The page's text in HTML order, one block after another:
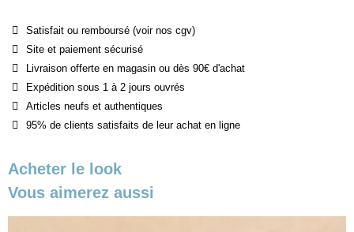
Satisfait ou remboursé (voir nos cgv)
Site et paiement sécurisé
Livraison offerte en magasin ou dès 90€ d'achat
Expédition sous 1 à 2 jours ouvrés
Articles neufs et authentiques
95% de clients satisfaits de leur achat en ligne
Acheter le look
Vous aimerez aussi